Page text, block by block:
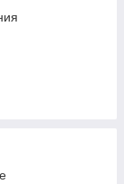
насосов